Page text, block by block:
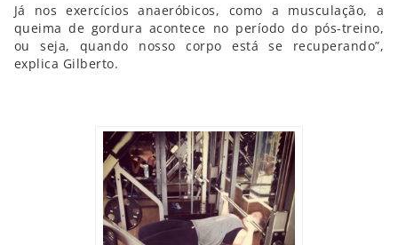
Já nos exercícios anaeróbicos, como a musculação, a
queima de gordura acontece no período do pós-treino,
ou seja, quando nosso corpo está se recuperando”,
explica Gilberto.